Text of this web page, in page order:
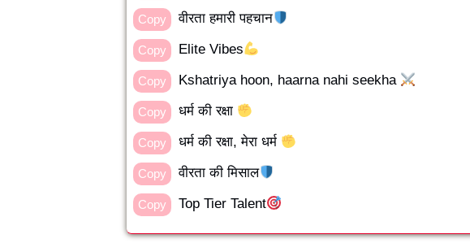
Copy वीरता हमारी पहचान
Copy Elite Vibes
Copy Kshatriya hoon, haarna nahi seekha
Copy धर्म की रक्षा
Copy धर्म की रक्षा, मेरा धर्म
Copy वीरता की मिसाल
Copy Top Tier Talent